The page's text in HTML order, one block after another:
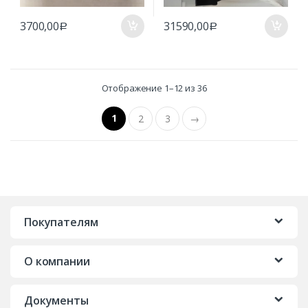
3700,00Р 31590,00Р
Отображение 1–12 из 36
1 2 3 →
Покупателям
О компании
Документы